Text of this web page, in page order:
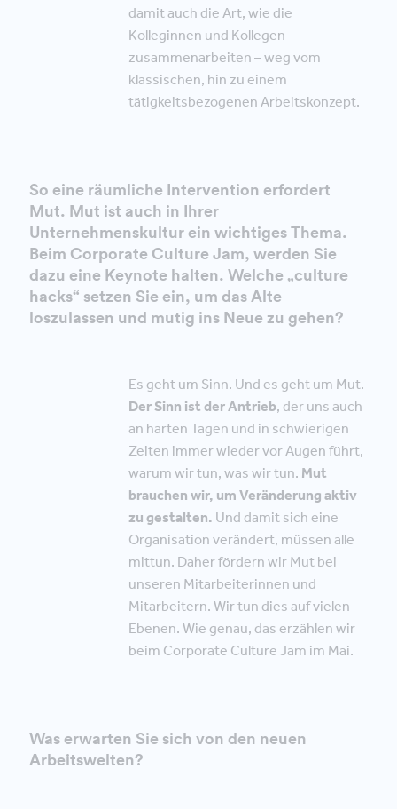
damit auch die Art, wie die
Kolleginnen und Kollegen
zusammenarbeiten – weg vom
klassischen, hin zu einem
tätigkeitsbezogenen Arbeitskonzept.
So eine räumliche Intervention erfordert
Mut. Mut ist auch in Ihrer
Unternehmenskultur ein wichtiges Thema.
Beim Corporate Culture Jam, werden Sie
dazu eine Keynote halten. Welche „culture
hacks“ setzen Sie ein, um das Alte
loszulassen und mutig ins Neue zu gehen?
Es geht um Sinn. Und es geht um Mut.
Der Sinn ist der Antrieb, der uns auch
an harten Tagen und in schwierigen
Zeiten immer wieder vor Augen führt,
warum wir tun, was wir tun. Mut
brauchen wir, um Veränderung aktiv
zu gestalten. Und damit sich eine
Organisation verändert, müssen alle
mittun. Daher fördern wir Mut bei
unseren Mitarbeiterinnen und
Mitarbeitern. Wir tun dies auf vielen
Ebenen. Wie genau, das erzählen wir
beim Corporate Culture Jam im Mai.
Was erwarten Sie sich von den neuen
Arbeitswelten?